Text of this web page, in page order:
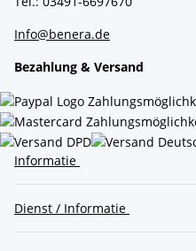
Info@benera.de
Bezahlung & Versand
Informatie
Dienst / Informatie